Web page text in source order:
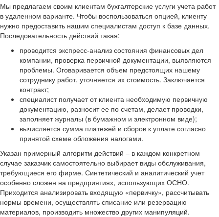
Мы предлагаем своим клиентам бухгалтерские услуги учета работ
в удаленном варианте. Чтобы воспользоваться опцией, клиенту
нужно предоставить нашим специалистам доступ к базе данных.
Последовательность действий такая:
проводится экспресс-анализ состояния финансовых дел
компании, проверка первичной документации, выявляются
проблемы. Оговаривается объем предстоящих нашему
сотруднику работ, уточняется их стоимость. Заключается
контракт;
специалист получает от клиента необходимую первичную
документацию, разносит ее по счетам, делает проводки,
заполняет журналы (в бумажном и электронном виде);
вычисляется сумма платежей и сборов к уплате согласно
принятой схеме обложения налогами.
Указан примерный алгоритм действий – в каждом конкретном
случае заказчик самостоятельно выбирает виды обслуживания,
требующиеся его фирме. Синтетический и аналитический учет
особенно сложен на предприятиях, использующих ОСНО.
Приходится анализировать входящую «первичку», рассчитывать
нормы времени, осуществлять списание или резервацию
материалов, производить множество других манипуляций.